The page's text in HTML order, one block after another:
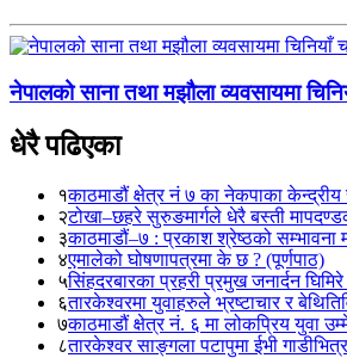
नेपालको साना तथा मझौला व्यवसायमा
धेरै पढिएका
१काठमाडौं क्षेत्र नं ७ का नेकपाका केन्द्रीय
२टोखा–छहरे सुरुङमार्गले धेरै बस्ती
३काठमाडौं–७ : प्रकाश श्रेष्ठको
४एमालेको घोषणापत्रमा के छ ? (पूर्णपाठ)
५सिंहदरबारका प्रहरी प्रमुख जनार्दन
६तारकेश्वरमा युवाहरुले भ्रष्टाचार र
७काठमाडौं क्षेत्र नं. ६ मा लोकप्रिय युवा
८तारकेश्वर साङ्गला पटापुमा ईभी